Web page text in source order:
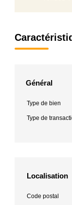
Général
Type de bien
Type de
Localisation
Code postal